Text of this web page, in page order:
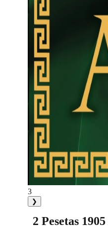
3
❯
2 Pesetas